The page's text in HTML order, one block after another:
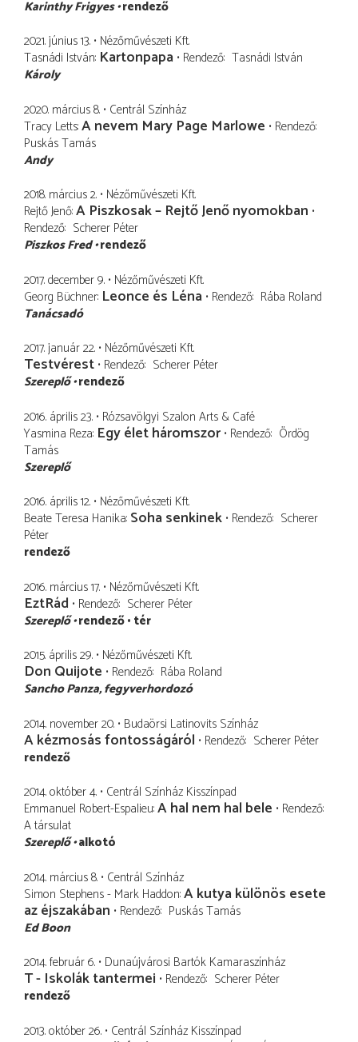
Karinthy Frigyes rendező
2021. június 13. Nézőművészeti Kft.
Tasnádi István Kartonpapa Rendező Tasnádi István
Károly
2020. március 8. Centrál Színház
Tracy Letts A nevem Mary Page Marlowe Rendező
Puskás Tamás
Andy
2018. március 2. Nézőművészeti Kft.
Rejtő Jenő A Piszkosak – Rejtő Jenő nyomokban
Rendező Scherer Péter
Piszkos Fred rendező
2017. december 9. Nézőművészeti Kft.
Georg Büchner Leonce és Léna Rendező Rába Roland
Tanácsadó
2017. január 22. Nézőművészeti Kft.
Testvérest Rendező Scherer Péter
Szereplő rendező
2016. április 23. Rózsavölgyi Szalon Arts & Café
Yasmina Reza Egy élet háromszor Rendező Ördög
Tamás
Szereplő
2016. április 12. Nézőművészeti Kft.
Beate Teresa Hanika Soha senkinek Rendező Scherer
Péter
rendező
2016. március 17. Nézőművészeti Kft.
EztRád Rendező Scherer Péter
Szereplő rendező tér
2015. április 29. Nézőművészeti Kft.
Don Quijote Rendező Rába Roland
Sancho Panza fegyverhordozó
2014. november 20. Budaörsi Latinovits Színház
A kézmosás fontosságáról Rendező Scherer Péter
rendező
2014. október 4. Centrál Színház Kisszínpad
Emmanuel Robert-Espalieu A hal nem hal bele Rendező
A társulat
Szereplő alkotó
2014. március 8. Centrál Színház
Simon Stephens - Mark Haddon A kutya különös esete
az éjszakában Rendező Puskás Tamás
Ed Boon
2014. február 6. Dunaújvárosi Bartók Kamaraszínház
T - Iskolák tantermei Rendező Scherer Péter
rendező
2013. október 26. Centrál Színház Kisszínpad